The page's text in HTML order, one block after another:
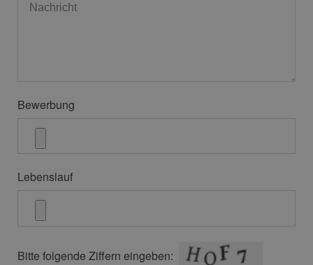
Bewerbung
Lebenslauf
Bitte folgende Ziffern eingeben: